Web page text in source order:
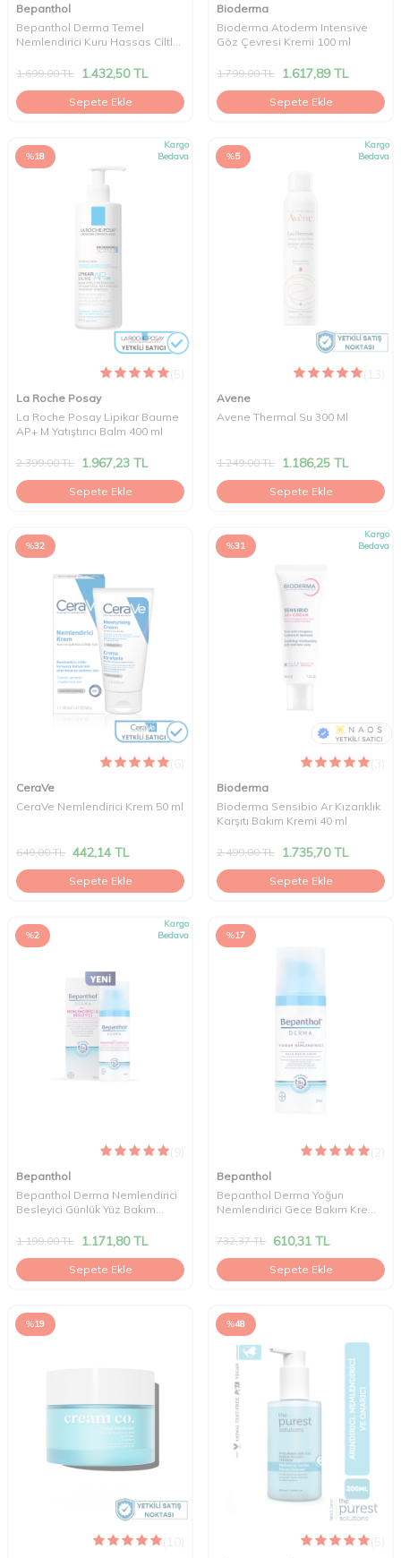
Bepanthol
Bepanthol Derma Temel
Nemlendirici Kuru Hassas Ciltler
1.699,00TL 1.432,50TL
Sepete Ekle
Bioderma
Bioderma Atoderm Intensive
Göz Çevresi Kremi 100 ml
1.799,00TL 1.617,89TL
Sepete Ekle
%18
Kargo
Bedava
La Roche Posay
La Roche Posay Lipikar Baume
AP+ M Yatıştırıcı Balm 400 ml
2.399,00TL 1.967,23 TL
Sepete Ekle
%5
Kargo
Bedava
Avene
Avene Thermal Su 300 Ml
1.249,00TL 1.186,25 TL
Sepete Ekle
%32
CeraVe
CeraVe Nemlendirici Krem 50 ml
649,00TL 442,14 TL
Sepete Ekle
%31
Kargo
Bedava
Bioderma
Bioderma Sensibio Ar Kızarıklık
Karşıtı Bakım Kremi 40 ml
2.499,00TL 1.735,70TL
Sepete Ekle
%2
Kargo
Bedava
Bepanthol
Bepanthol Derma Nemlendirici
Besleyici Günlük Yüz Bakım
1.199,00TL 1.171,80TL
Sepete Ekle
%17
Bepanthol
Bepanthol Derma Yoğun
Nemlendirici Gece Bakım Kremi
732,37TL 610,31 TL
Sepete Ekle
%19 %48